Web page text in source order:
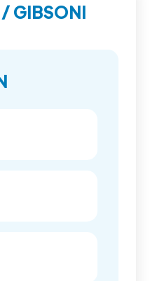
GIBSONI